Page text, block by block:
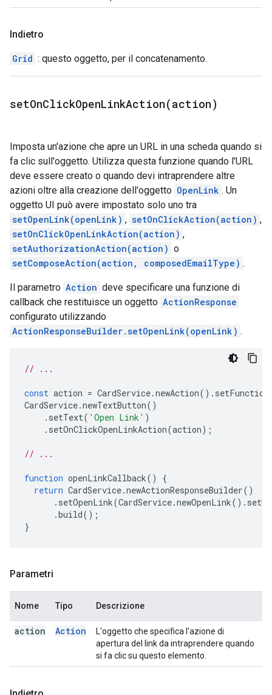
Indietro
Grid : questo oggetto, per il concatenamento.
setOnClickOpenLinkAction(action)
Imposta un'azione che apre un URL in una scheda quando si
fa clic sull'oggetto. Utilizza questa funzione quando l'URL
deve essere creato o quando devi intraprendere altre
azioni oltre alla creazione dell'oggetto OpenLink . Un
oggetto UI può avere impostato solo uno tra
setOpenLink(openLink) , setOnClickAction(action) ,
setOnClickOpenLinkAction(action) ,
setAuthorizationAction(action) o
setComposeAction(action, composedEmailType) .
Il parametro Action deve specificare una funzione di
callback che restituisce un oggetto ActionResponse
configurato utilizzando
ActionResponseBuilder.setOpenLink(openLink) .
// ...
const action = CardService.newAction().
CardService.newTextButton()
. setText( 'Open Link' )
. setOnClickOpenLinkAction(action);
// ...
function openLinkCallback()
{
return CardService.newActionResponseBuilder()
. setOpenLink(CardService.newOpenLink().
.build();
}
Parametri
Nome Tipo Descrizione
action Action
L'oggetto che specifica l'azione di
apertura del link da intraprendere quando
si fa clic su questo elemento.